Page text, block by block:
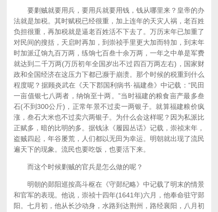
要剿贼就要用兵，要用兵就要用钱，钱从哪里来？皇帝的办
法就是加税。其时赋税已经很重，加上连年的天灾人祸，老百姓
负担很重，再加税就是逼老百姓活不下去了。万历末年已加重了
对民间的搜括，天启时再加，到崇祯手里更大加而特加，到末年
时加派辽饷九百万两，练饷七百叁十余万两，一年之中单是军费
就达到二千万两(万历初年全国岁出不过四百万两左右)，国家财
政和全国经济在这压力下都已濒于崩溃。那个时候的税重到什么
程度呢？据顾炎武在《天下郡国利病书·福建叁》中记载：“民田
一亩值银七八两者，纳饷至十两。”当时福建的粮食亩产最多叁
石(不到300公斤)，正常年景不过卖一两银子。就算福建粮价疯
涨，叁石大米也不过卖六两银子。为什么会这样呢？因为私派比
正赋多，暗的比明的多。据钱泳《履园丛话》记载，崇祯末年，
盗贼四起，年谷屡荒，人们都以无田为幸运。明朝就出现了流民
遍天下的现象。流民也要吃饭，也要活下来。
而这个时候剿贼的官兵是怎么做的呢？
明朝的郧阳巡按高斗枢在《守郧纪略》中记载了明末的情景
和官军的表现。他说，崇祯十四年(1641年)六月，他奉命驻守郧
阳。七月初，他从长沙动身，水路到达荆州，路经襄阳，八月初